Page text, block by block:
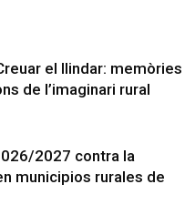
el llindar: memòries
de l’imaginari rural
2027 contra la
municipios rurales de